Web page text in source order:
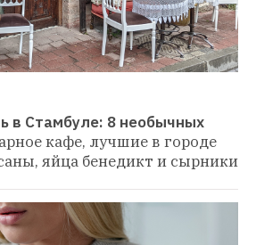
в Стамбуле: 8 необычных
кафе, лучшие в городе
яйца бенедикт и сырники